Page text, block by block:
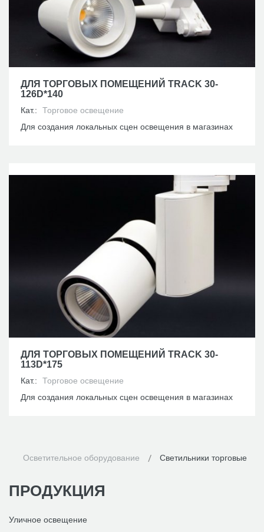
ДЛЯ ТОРГОВЫХ ПОМЕЩЕНИЙ TRACK 30-
126D*140
Кат.:
Торговое освещение
Для создания локальных сцен освещения в магазинах
ДЛЯ ТОРГОВЫХ ПОМЕЩЕНИЙ TRACK 30-
113D*175
Кат.:
Торговое освещение
Для создания локальных сцен освещения в магазинах
Осветительное оборудование Светильники торговые
ПРОДУКЦИЯ
Уличное освещение